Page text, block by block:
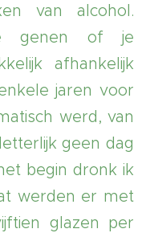
van alcohol.
genen of je
afhankelijk
jaren voor
werd, van
geen dag
begin dronk ik
werden er met
glazen per